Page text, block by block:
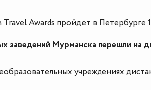
Awards пройдёт в Петербурге
заведений Мурманска перешли на
учреждениях